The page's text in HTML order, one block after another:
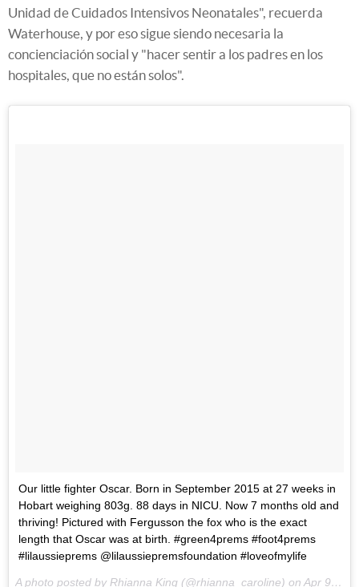
Unidad de Cuidados Intensivos Neonatales", recuerda
Waterhouse, y por eso sigue siendo necesaria la
concienciación social y "hacer sentir a los padres en los
hospitales, que no están solos".
Our little fighter Oscar. Born in September 2015 at 27 weeks in
Hobart weighing 803g. 88 days in NICU. Now 7 months old and
thriving! Pictured with Fergusson the fox who is the exact
length that Oscar was at birth. #green4prems #foot4prems
#lilaussieprems @lilaussiepremsfoundation #loveofmylife
A photo posted by Rhianna King (@rhianna_caroline) on Apr 9, 2016 at 1:39am PDT